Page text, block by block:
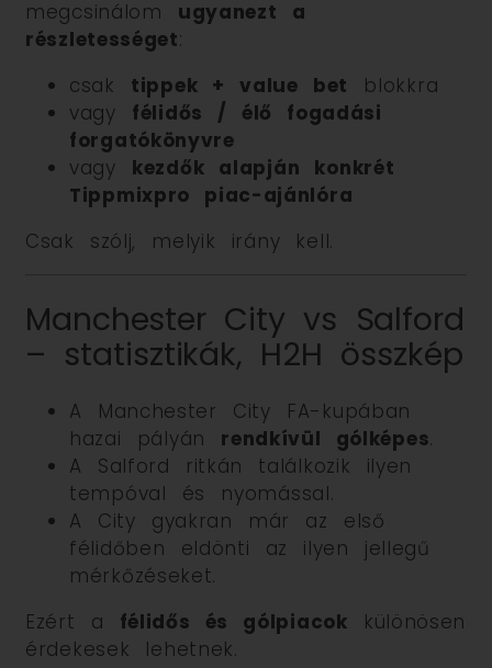
megcsinálom ugyanezt a
részletességet:
csak tippek + value bet blokkra
vagy félidős / élő fogadási
forgatókönyvre
vagy kezdők alapján konkrét
Tippmixpro piac-ajánlóra
Csak szólj, melyik irány kell.
Manchester City vs Salford
– statisztikák, H2H összkép
A Manchester City FA-kupában
hazai pályán rendkívül gólképes.
A Salford ritkán találkozik ilyen
tempóval és nyomással.
A City gyakran már az első
félidőben eldönti az ilyen jellegű
mérkőzéseket.
Ezért a félidős és gólpiacok különösen
érdekesek lehetnek.